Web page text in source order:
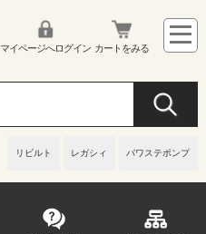
リビルト レガシィ パワステポンプ
マイページへログイン カートをみる